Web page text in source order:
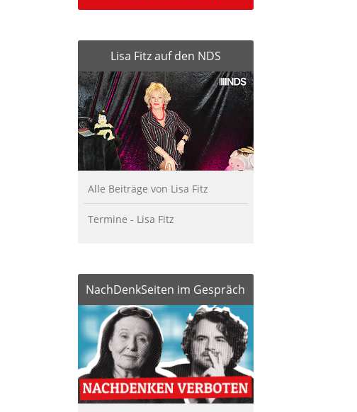
Lisa Fitz auf den NDS
Alle Beiträge von Lisa Fitz
Termine - Lisa Fitz
NachDenkSeiten im Gespräch